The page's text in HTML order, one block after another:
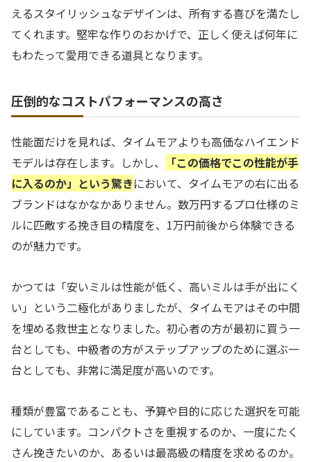
えるスタイリッシュなデザインは、所有する喜びを満たし
てくれます。堅牢な作りのおかげで、正しく使えば何年に
もわたって愛用できる道具となります。
圧倒的なコストパフォーマンスの高さ
性能面だけを見れば、タイムモアよりも高価なハイエンド
モデルは存在します。しかし、
「この価格でこの性能が手
に入るのか」という驚きにおいて、タイムモアの右に出る
ブランドはなかなかありません。数万円するプロ仕様のミ
ルに匹敵する挽き目の精度を、1万円前後から体験できる
のが魅力です。
かつては「安いミルは性能が低く、高いミルは手が出にく
い」という二極化がありましたが、タイムモアはその中間
を埋める救世主となりました。初心者の方が最初に買う一
台としても、中級者の方がステップアップのために選ぶ一
台としても、非常に満足度が高いのです。
種類が豊富であることも、予算や目的に応じた選択を可能
にしています。コンパクトさを重視するのか、一度にたく
さん挽きたいのか、あるいは最高級の精度を求めるのか。